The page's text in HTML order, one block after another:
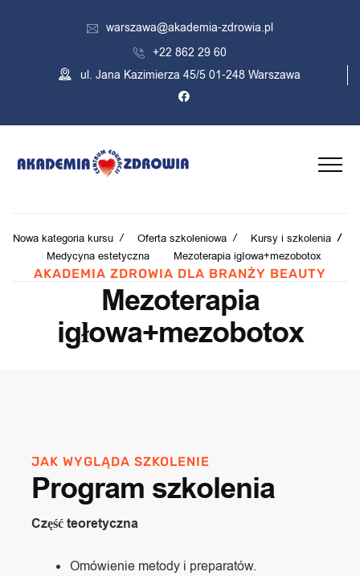
warszawa@akademia-zdrowia.pl
+22 862 29 60
ul. Jana Kazimierza 45/5 01-248 Warszawa
Nowa kategoria kursu Oferta szkoleniowa
Kursy i szkolenia
Medycyna estetyczna
Mezoterapia igłowa+mezobotox
AKADEMIA ZDROWIA DLA BRANŻY BEAUTY
Mezoterapia
igłowa+mezobotox
JAK WYGLĄDA SZKOLENIE
Program szkolenia
Część teoretyczna
Omówienie metody i preparatów.